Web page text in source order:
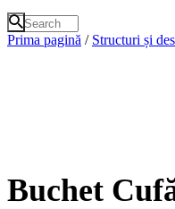
Prima pagină / Structuri și
Buchet